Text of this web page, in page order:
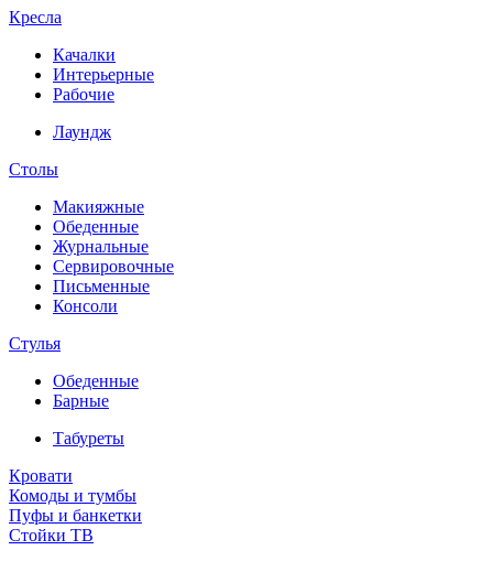
Кресла
Качалки
Интерьерные
Рабочие
Лаундж
Столы
Макияжные
Обеденные
Журнальные
Сервировочные
Письменные
Консоли
Стулья
Обеденные
Барные
Табуреты
Кровати
Комоды и тумбы
Пуфы и банкетки
Стойки ТВ